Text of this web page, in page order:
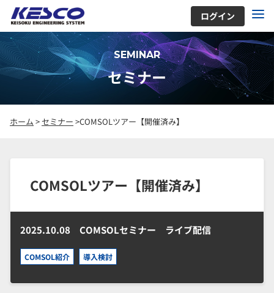
ログイン
SEMINAR
セミナー
ホーム >セミナー >COMSOLツアー【開催済み】
COMSOLツアー【開催済み】
2025.10.08 COMSOLセミナー ライブ配信
COMSOL紹介 導入検討